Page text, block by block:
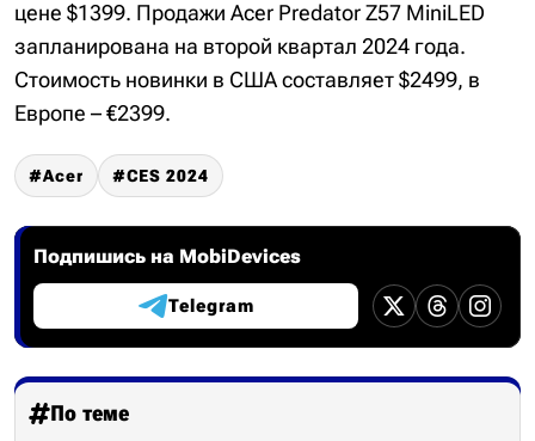
цене $1399. Продажи Acer Predator Z57 MiniLED
запланирована на второй квартал 2024 года.
Стоимость новинки в США составляет $2499, в
Европе – €2399.
Acer CES 2024
Подпишись на MobiDevices
Telegram
По теме